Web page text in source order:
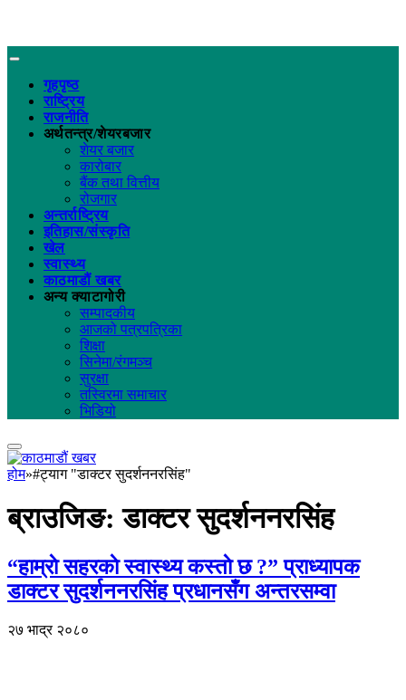
गृहपृष्ठ
राष्ट्रिय
राजनीति
अर्थतन्त्र/शेयरबजार
शेयर बजार
कारोबार
बैंक तथा वित्तीय
रोजगार
अन्तर्राष्ट्रिय
इतिहास/संस्कृति
खेल
स्वास्थ्य
काठमाडौं खबर
अन्य क्याटागोरी
सम्पादकीय
आजको पत्रपत्रिका
शिक्षा
सिनेमा/रंगमञ्च
सुरक्षा
तस्विरमा समाचार
भिडियो
होम»#ट्याग "डाक्टर सुदर्शननरसिंह"
ब्राउजिङ:डाक्टर सुदर्शननरसिंह
“हाम्राे सहरकाे स्वास्थ्य कस्ताे छ ?” प्राध्यापक
डाक्टर सुदर्शननरसिंह प्रधानसँग अन्तरसम्वा
२७ भाद्र २०८०